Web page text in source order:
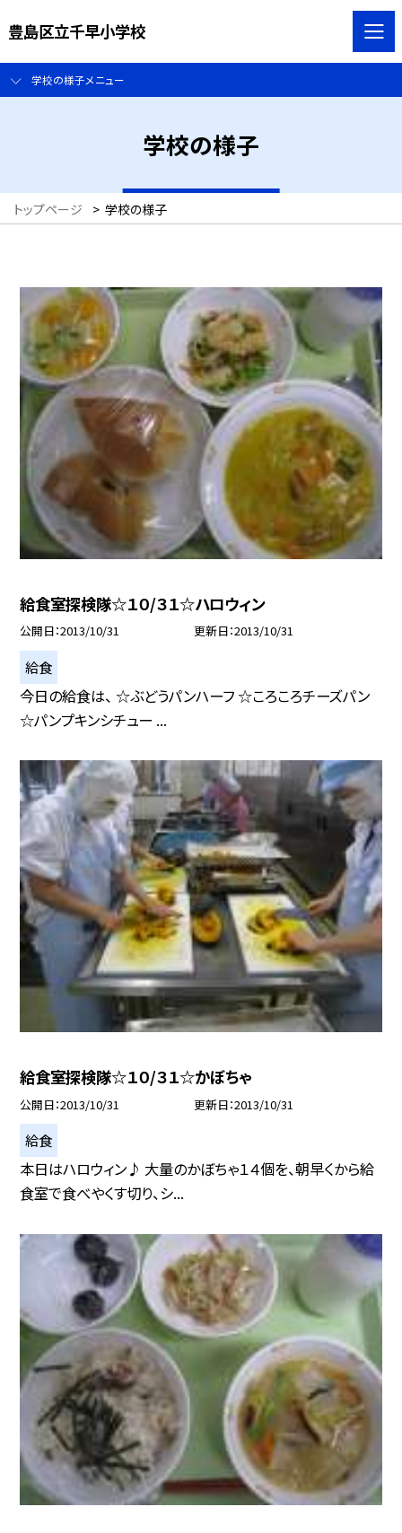
豊島区立千早小学校
学校の様子メニュー
学校の様子
トップページ > 学校の様子
給食室探検隊☆１０/３１☆ハロウィン
公開日 2013/10/31 更新日 2013/10/31
給食
今日の給食は、 ☆ぶどうパンハーフ ☆ころころチーズパン
☆パンプキンシチュー ...
給食室探検隊☆１０/３１☆かぼちゃ
公開日 2013/10/31 更新日 2013/10/31
給食
本日はハロウィン♪ 大量のかぼちゃ１４個を、朝早くから給
食室で食べやくす切り、シ...